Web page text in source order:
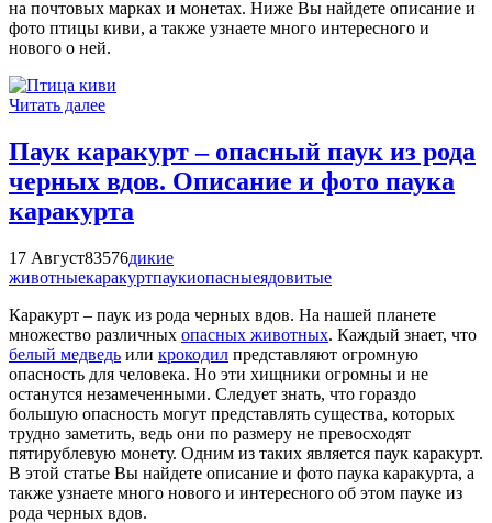
на почтовых марках и монетах. Ниже Вы найдете описание и
фото птицы киви, а также узнаете много интересного и
нового о ней.
Читать далее
Паук каракурт – опасный паук из рода
черных вдов. Описание и фото паука
каракурта
17 Август83576дикие
животныекаракуртпаукиопасныеядовитые
Каракурт – паук из рода черных вдов. На нашей планете
множество различных опасных животных. Каждый знает, что
белый медведь или крокодил представляют огромную
опасность для человека. Но эти хищники огромны и не
останутся незамеченными. Следует знать, что гораздо
большую опасность могут представлять существа, которых
трудно заметить, ведь они по размеру не превосходят
пятирублевую монету. Одним из таких является паук каракурт.
В этой статье Вы найдете описание и фото паука каракурта, а
также узнаете много нового и интересного об этом пауке из
рода черных вдов.